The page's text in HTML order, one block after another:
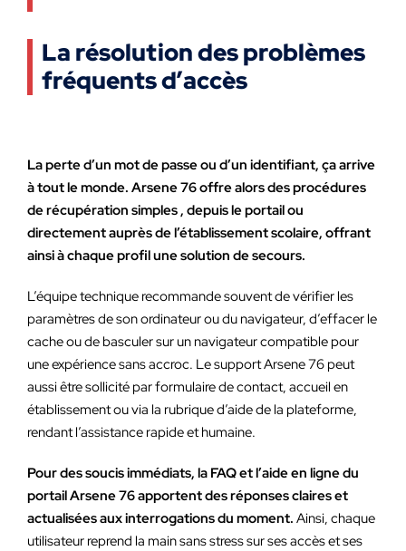
La résolution des problèmes
fréquents d’accès
La perte d’un mot de passe ou d’un identifiant, ça arrive
à tout le monde. Arsene 76 offre alors des procédures
de récupération simples , depuis le portail ou
directement auprès de l’établissement scolaire, offrant
ainsi à chaque profil une solution de secours.
L’équipe technique recommande souvent de vérifier les
paramètres de son ordinateur ou du navigateur, d’effacer le
cache ou de basculer sur un navigateur compatible pour
une expérience sans accroc. Le support Arsene 76 peut
aussi être sollicité par formulaire de contact, accueil en
établissement ou via la rubrique d’aide de la plateforme,
rendant l’assistance rapide et humaine.
Pour des soucis immédiats, la FAQ et l’aide en ligne du
portail Arsene 76 apportent des réponses claires et
actualisées aux interrogations du moment. Ainsi, chaque
utilisateur reprend la main sans stress sur ses accès et ses